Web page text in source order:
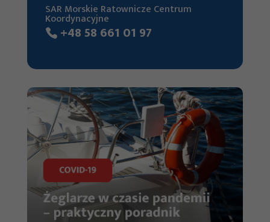
SAR Morskie Ratownicze Centrum
Koordynacyjne
+48 58 661 01 97
zobaczenie